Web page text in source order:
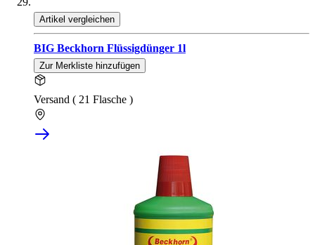
Artikel vergleichen
BIG Beckhorn Flüssigdünger 1l
Zur Merkliste hinzufügen
Versand ( 21 Flasche )